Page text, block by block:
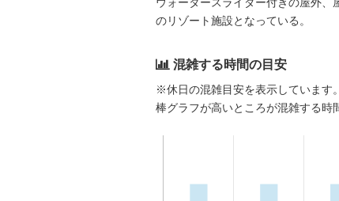
のリゾート施設となっている。
混雑する時間の目安
※休日の混雑目安を表示しています。
棒グラフが高いところが混雑する時